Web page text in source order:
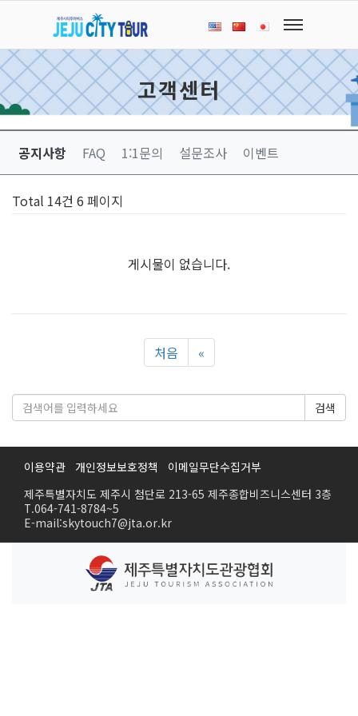
고객센터
공지사항 FAQ 1:1문의 설문조사 이벤트
Total 14건 6 페이지
게시물이 없습니다.
처음 «
검색
이용약관 개인정보보호정책
이메일무단수집거부
제주특별자치도 제주시 첨단로 213-65 제주종합비즈니스센터 3층
T.064-741-8784~5
E-mail:skytouch7@jta.or.kr